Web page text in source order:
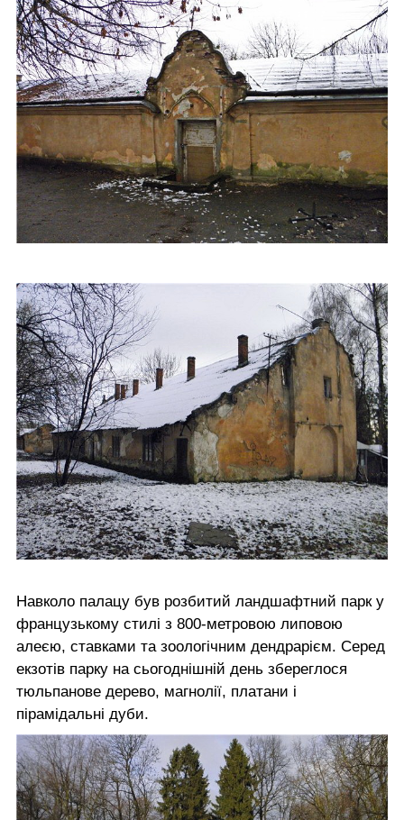
Навколо палацу був розбитий ландшафтний парк у
французькому стилі з 800-метровою липовою
алеєю, ставками та зоологічним дендрарієм. Серед
екзотів парку на сьогоднішній день збереглося
тюльпанове дерево, магнолії, платани і
пірамідальні дуби.